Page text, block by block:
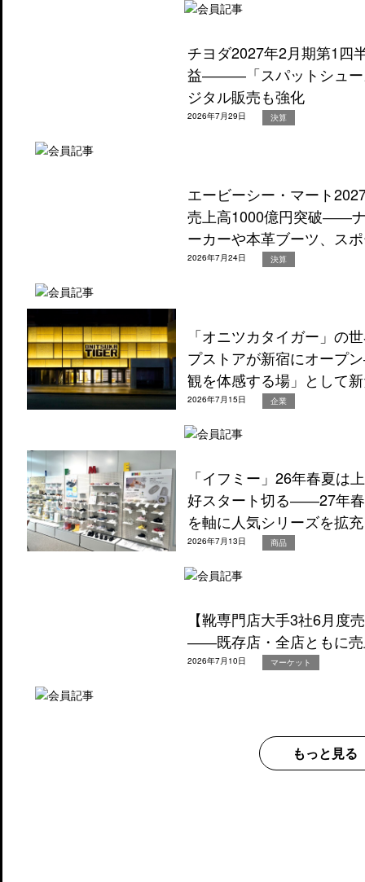
チヨダ2027年2月期第1四
益―――「スパットシュー
ジタル販売も強化
2026年7月29日 決算
エービーシー・マート
売上高1000億円突破――
ーカーや本革ブーツ、ス
2026年7月24日 決算
「オニツカタイガー」の
プストアが新宿にオープ
観を体感する場」として
2026年7月15日 企業
「イフミー」26年春夏は
好スタート切る――27年
を軸に人気シリーズを拡充
2026年7月13日 商品
【靴専門店大手3社6月度
――既存店・全店ともに売
2026年7月10日 マーケット
もっと見る